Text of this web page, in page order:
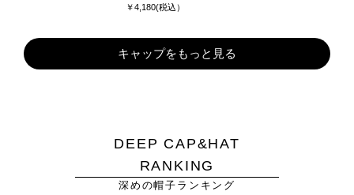
￥4,180(税込）
キャップをもっと見る
DEEP CAP&HAT
RANKING
深めの帽子ランキング